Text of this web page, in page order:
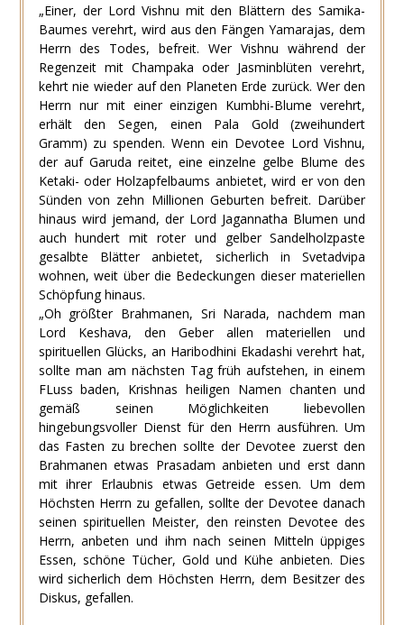
„Einer, der Lord Vishnu mit den Blättern des Samika-
Baumes verehrt, wird aus den Fängen Yamarajas, dem
Herrn des Todes, befreit. Wer Vishnu während der
Regenzeit mit Champaka oder Jasminblüten verehrt,
kehrt nie wieder auf den Planeten Erde zurück. Wer den
Herrn nur mit einer einzigen Kumbhi-Blume verehrt,
erhält den Segen, einen Pala Gold (zweihundert
Gramm) zu spenden. Wenn ein Devotee Lord Vishnu,
der auf Garuda reitet, eine einzelne gelbe Blume des
Ketaki- oder Holzapfelbaums anbietet, wird er von den
Sünden von zehn Millionen Geburten befreit. Darüber
hinaus wird jemand, der Lord Jagannatha Blumen und
auch hundert mit roter und gelber Sandelholzpaste
gesalbte Blätter anbietet, sicherlich in Svetadvipa
wohnen, weit über die Bedeckungen dieser materiellen
Schöpfung hinaus.
„Oh größter Brahmanen, Sri Narada, nachdem man
Lord Keshava, den Geber allen materiellen und
spirituellen Glücks, an Haribodhini Ekadashi verehrt hat,
sollte man am nächsten Tag früh aufstehen, in einem
FLuss baden, Krishnas heiligen Namen chanten und
gemäß seinen Möglichkeiten liebevollen
hingebungsvoller Dienst für den Herrn ausführen. Um
das Fasten zu brechen sollte der Devotee zuerst den
Brahmanen etwas Prasadam anbieten und erst dann
mit ihrer Erlaubnis etwas Getreide essen. Um dem
Höchsten Herrn zu gefallen, sollte der Devotee danach
seinen spirituellen Meister, den reinsten Devotee des
Herrn, anbeten und ihm nach seinen Mitteln üppiges
Essen, schöne Tücher, Gold und Kühe anbieten. Dies
wird sicherlich dem Höchsten Herrn, dem Besitzer des
Diskus, gefallen.